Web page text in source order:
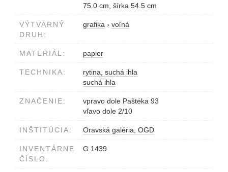
75.0 cm, šírka 54.5 cm
VÝTVARNÝ
DRUH:
grafika › voľná
MATERIÁL: papier
TECHNIKA:
rytina, suchá ihla
suchá ihla
ZNAČENIE:
vpravo dole Paštéka 93
vľavo dole 2/10
INŠTITÚCIA: Oravská galéria, OGD
INVENTÁRNE
ČÍSLO:
G 1439